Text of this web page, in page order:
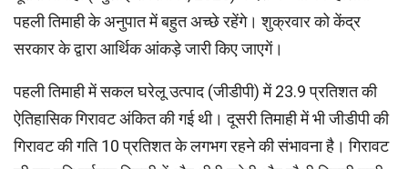
पहली तिमाही के अनुपात में बहुत अच्‍छे रहेंगे। शुक्रवार को केंद्र
सरकार के द्वारा आर्थिक आंकड़े जारी किए जाएगें।
पहली तिमाही में सकल घरेलू उत्पाद (जीडीपी) में 23.9 प्रतिशत की
ऐतिहासिक गिरावट अंकित की गई थी। दूसरी तिमाही में भी जीडीपी की
गिरावट की गति 10 प्रतिशत के लगभग रहने की संभावना है। गिरावट